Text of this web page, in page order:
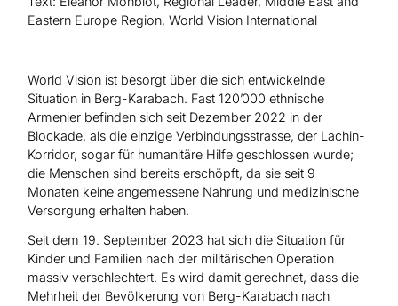
Eastern Europe Region, World Vision International
World Vision ist besorgt über die sich entwickelnde
Situation in Berg-Karabach. Fast 120’000 ethnische
Armenier befinden sich seit Dezember 2022 in der
Blockade, als die einzige Verbindungsstrasse, der Lachin-
Korridor, sogar für humanitäre Hilfe geschlossen wurde;
die Menschen sind bereits erschöpft, da sie seit 9
Monaten keine angemessene Nahrung und medizinische
Versorgung erhalten haben.
Seit dem 19. September 2023 hat sich die Situation für
Kinder und Familien nach der militärischen Operation
massiv verschlechtert. Es wird damit gerechnet, dass die
Mehrheit der Bevölkerung von Berg-Karabach nach